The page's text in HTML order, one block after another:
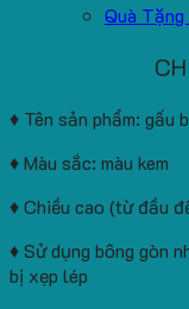
Quà
♦ Tên sản phẩm: gấu
♦ Màu sắc: màu kem
♦ Chiều cao (từ đầu
♦ Sử dụng bông gòn
bị xẹp lép